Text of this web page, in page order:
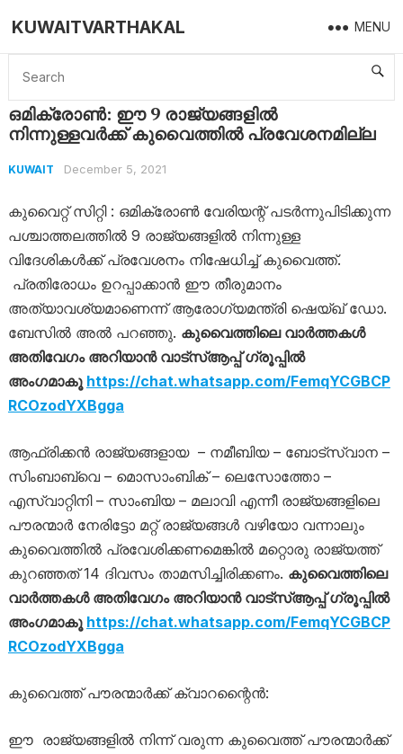
KUWAITVARTHAKAL MENU
Home Kuwait ഒമിക്രോണ്‍: ഈ 9 രാജ്യങ്ങളില്‍ നിന്നുള്ളവര്‍ക്ക് കുവൈത്തില്‍ പ്രവേശനമില്ല
ഒമിക്രോണ്‍: ഈ 9 രാജ്യങ്ങളില്‍
നിന്നുള്ളവര്‍ക്ക് കുവൈത്തില്‍ പ്രവേശനമില്ല
KUWAIT December 5, 2021
കുവൈറ്റ് സിറ്റി : ഒമിക്രോൺ വേരിയന്റ് പടര്‍ന്നുപിടിക്കുന്ന
പശ്ചാത്തലത്തില്‍ 9 രാജ്യങ്ങളിൽ നിന്നുള്ള
വിദേശികൾക്ക് പ്രവേശനം നിഷേധിച്ച് കുവൈത്ത്.
പ്രതിരോധം ഉറപ്പാക്കാന്‍ ഈ തീരുമാനം
അത്യാവശ്യമാണെന്ന് ആരോഗ്യമന്ത്രി ഷെയ്ഖ് ഡോ.
ബേസിൽ അൽ പറഞ്ഞു. കുവൈത്തിലെ വാർത്തകൾ
അതിവേഗം അറിയാൻ വാട്സ്ആപ്പ് ഗ്രൂപ്പിൽ
അംഗമാകൂ https://chat.whatsapp.com/FemqYCGBCP
RCOzodYXBgga
ആഫ്രിക്കൻ രാജ്യങ്ങളായ – നമീബിയ – ബോട്സ്വാന –
സിംബാബ്‌വെ – മൊസാംബിക് – ലെസോത്തോ –
എസ്‌വാറ്റിനി – സാംബിയ – മലാവി എന്നീ രാജ്യങ്ങളിലെ
പൗരന്മാർ നേരിട്ടോ മറ്റ് രാജ്യങ്ങൾ വഴിയോ വന്നാലും
കുവൈത്തില്‍ പ്രവേശിക്കണമെങ്കിൽ മറ്റൊരു രാജ്യത്ത്
കുറഞ്ഞത് 14 ദിവസം താമസിച്ചിരിക്കണം. കുവൈത്തിലെ
വാർത്തകൾ അതിവേഗം അറിയാൻ വാട്സ്ആപ്പ് ഗ്രൂപ്പിൽ
അംഗമാകൂ https://chat.whatsapp.com/FemqYCGBCP
RCOzodYXBgga
കുവൈത്ത് പൗരന്മാര്‍ക്ക് ക്വാറന്റൈൻ:
ഈ രാജ്യങ്ങളിൽ നിന്ന് വരുന്ന കുവൈത്ത് പൗരന്മാർക്ക്